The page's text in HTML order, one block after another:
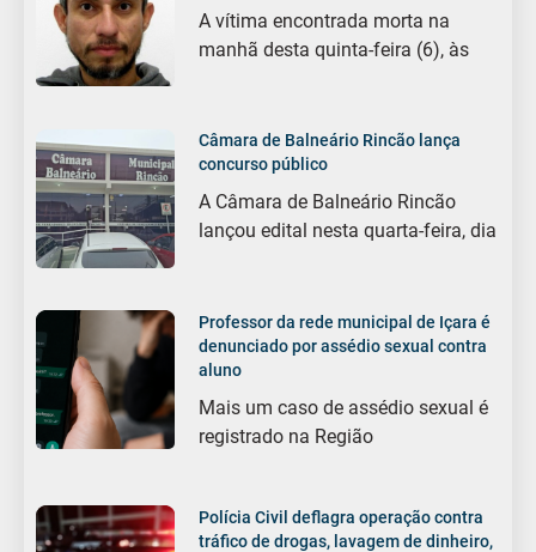
A vítima encontrada morta na
manhã desta quinta-feira (6), às
Câmara de Balneário Rincão lança
concurso público
A Câmara de Balneário Rincão
lançou edital nesta quarta-feira, dia
Professor da rede municipal de Içara é
denunciado por assédio sexual contra
aluno
Mais um caso de assédio sexual é
registrado na Região
Polícia Civil deflagra operação contra
tráfico de drogas, lavagem de dinheiro,